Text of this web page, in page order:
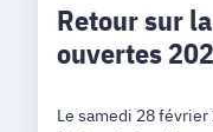
Retour sur
ouvertes
Le samedi 28